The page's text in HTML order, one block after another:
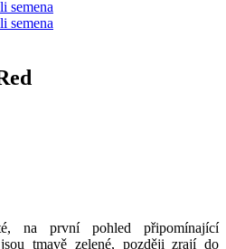
na první pohled připomínající
tmavě zelené, později zrají do